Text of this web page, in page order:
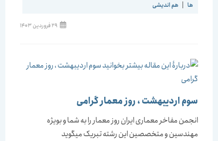
| هم اندیشی
29 فروردین 1403
سوم اردیبهشت ، روز معمار گرامی
انجمن مفاخر معماری ایران روز معمار را به شما و بویژه
مهندسین و متخصصین این رشته تبریک میگوید